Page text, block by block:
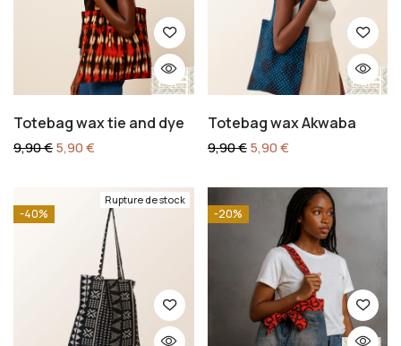
Totebag wax tie and dye
9,90€5,90€
Totebag wax Akwaba
9,90€ 5,90€
-40%
Rupture de stock
-20%